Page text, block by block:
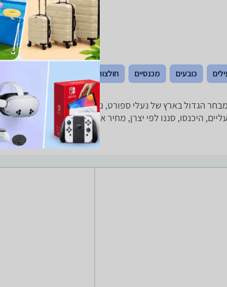
כובעים מכנסיים חולצות וסריגים
היכנסו, סננו לפי יצרן, מחיר או מטרה וקבלו בתוצאות